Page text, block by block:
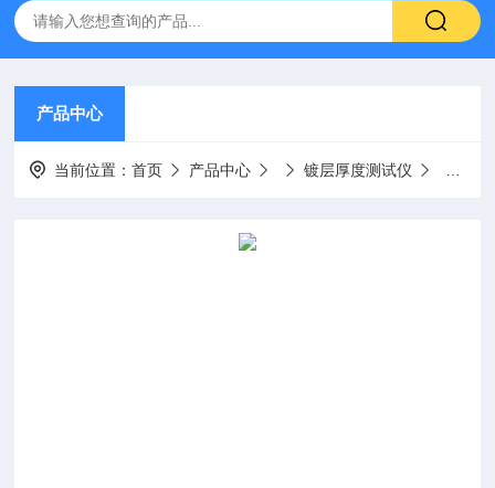
产品中心
当前位置：首页 产品中心 镀层厚度测试仪